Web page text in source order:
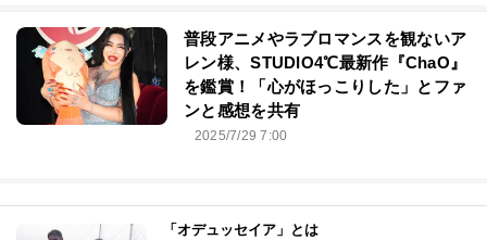
普段アニメやラブロマンスを観ないア
レン様、STUDIO4℃最新作『ChaO』
を鑑賞！「心がほっこりした」とファ
ンと感想を共有
2025/7/29 7:00
「オデュッセイア」とは